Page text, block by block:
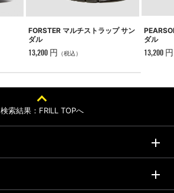
FORSTER マルチストラップ サン
ダル
13,200 円 （税込）
ダル
13,200 円
検索結果：FRILL TOPへ